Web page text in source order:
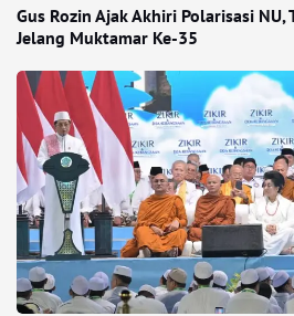
Gus Rozin Ajak Akhiri Polarisasi NU,
Jelang Muktamar Ke-35